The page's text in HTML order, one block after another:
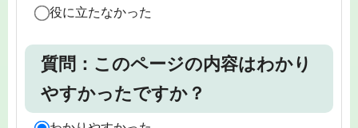
役に立たなかった
質問：このページの内容はわかり
やすかったですか？